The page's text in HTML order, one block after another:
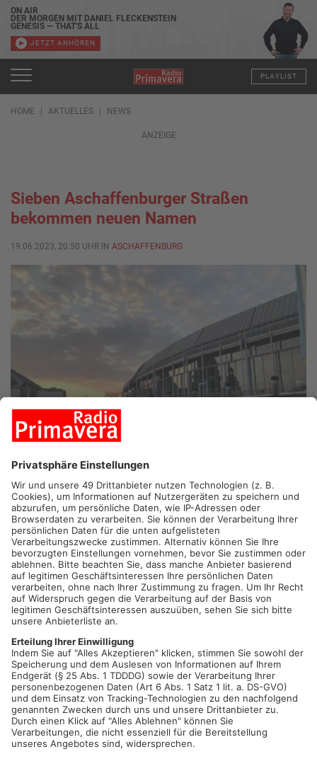
ON AIR
DER MORGEN MIT DANIEL FLECKENSTEIN
GENESIS — THAT'S ALL
JETZT ANHÖREN
PLAYLIST
HOME AKTUELLES NEWS
ANZEIGE
Sieben Aschaffenburger Straßen
bekommen neuen Namen
19.06.2023, 20:50 UHR IN ASCHAFFENBURG
ASCHAFFENBURG.Insgesamt sieben Straßen in
Aschaffenburg bekommen einen neuen Namen. Unter anderem
die Beckerstraße, die Pfeiferstraße oder der Schepplerweg.
Das hat der Stadtrat am Abend beschlossen.
Eine wissenschaftliche Studie aus Babenhausen hat die 284
Straßen in Aschaffenburg analysiert und auf die NS-
Vergangenheit geprüft. Zu einer schnellen Änderung wird es
jedoch nicht kommen, betonte Joachim Kemper vom Stifts-
und Stadtarchiv Aschaffenburg. Die Neubenennung wird
wahrscheinlich Monate dauern und soll die Bewohner der
jeweiligen Straßen mit einbeziehen.
Artikel teilen
ANZEIGE